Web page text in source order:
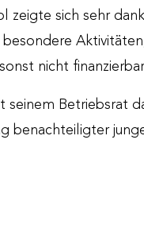
zeigte sich sehr
nicht
seinem Betriebsrat
benachteiligter